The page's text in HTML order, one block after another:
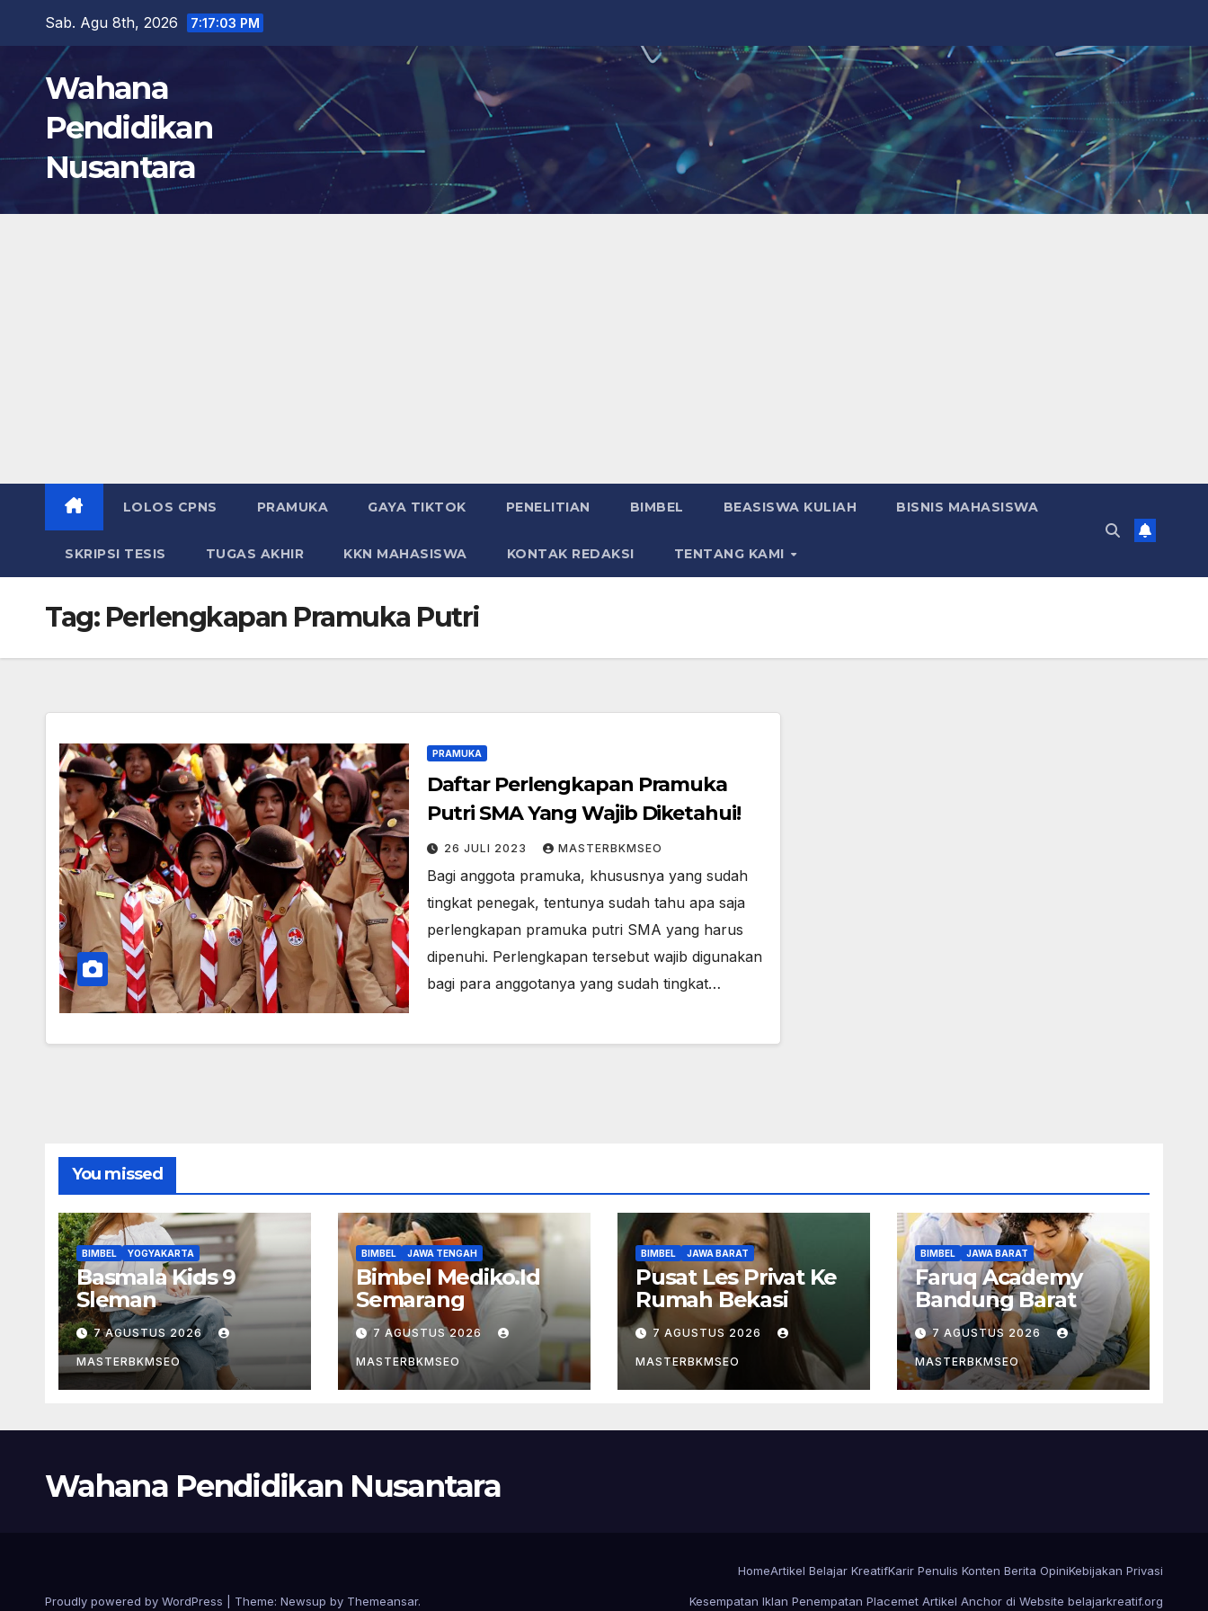
content
Sab. Agu 8th, 2026 7:17:04 PM
Wahana
Pendidikan
Nusantara
LOLOS CPNS PRAMUKA GAYA TIKTOK PENELITIAN BIMBEL BEASISWA KULIAH BISNIS MAHASISWA
SKRIPSI TESIS TUGAS AKHIR KKN MAHASISWA KONTAK REDAKSI TENTANG KAMI
Tag: Perlengkapan Pramuka Putri
PRAMUKA
Daftar Perlengkapan Pramuka
Putri SMA Yang Wajib Diketahui!
26 JULI 2023 MASTERBKMSEO
Bagi anggota pramuka, khususnya yang sudah
tingkat penegak, tentunya sudah tahu apa saja
perlengkapan pramuka putri SMA yang harus
dipenuhi. Perlengkapan tersebut wajib digunakan
bagi para anggotanya yang sudah tingkat…
You missed
BIMBEL YOGYAKARTA
Basmala Kids 9
Sleman
7 AGUSTUS 2026
MASTERBKMSEO
BIMBEL JAWA TENGAH
Bimbel Mediko.Id
Semarang
7 AGUSTUS 2026
MASTERBKMSEO
BIMBEL JAWA BARAT
Pusat Les Privat Ke
Rumah Bekasi
7 AGUSTUS 2026
MASTERBKMSEO
BIMBEL JAWA BARAT
Faruq Academy
Bandung Barat
7 AGUSTUS 2026
MASTERBKMSEO
Wahana Pendidikan Nusantara
Proudly powered by WordPress Theme: Newsup by Themeansar.
HomeArtikel Belajar KreatifKarir Penulis Konten Berita OpiniKebijakan Privasi
Kesempatan Iklan Penempatan Placemet Artikel Anchor di Website belajarkreatif.org